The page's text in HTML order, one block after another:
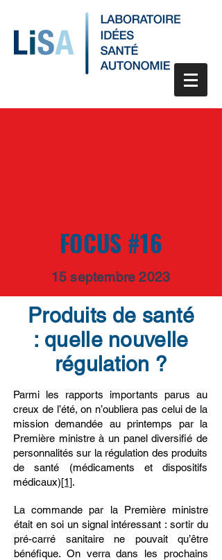
FOCUS #16
15 septembre 2023
Produits de santé
: quelle nouvelle
régulation ?
Parmi les rapports importants parus au
creux de l’été, on n’oubliera pas celui de la
mission demandée au printemps par la
Première ministre à un panel diversifié de
personnalités sur la régulation des produits
de santé (médicaments et dispositifs
médicaux)[1].
La commande par la Première ministre
était en soi un signal intéressant : sortir du
pré-carré sanitaire ne pouvait qu’être
bénéfique. On verra dans les prochains